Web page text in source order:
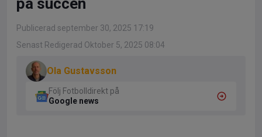
på succén
Publicerad september 30, 2025 17:19
Senast Redigerad Oktober 5, 2025 08:04
Ola Gustavsson
Följ Fotbolldirekt på
Google news